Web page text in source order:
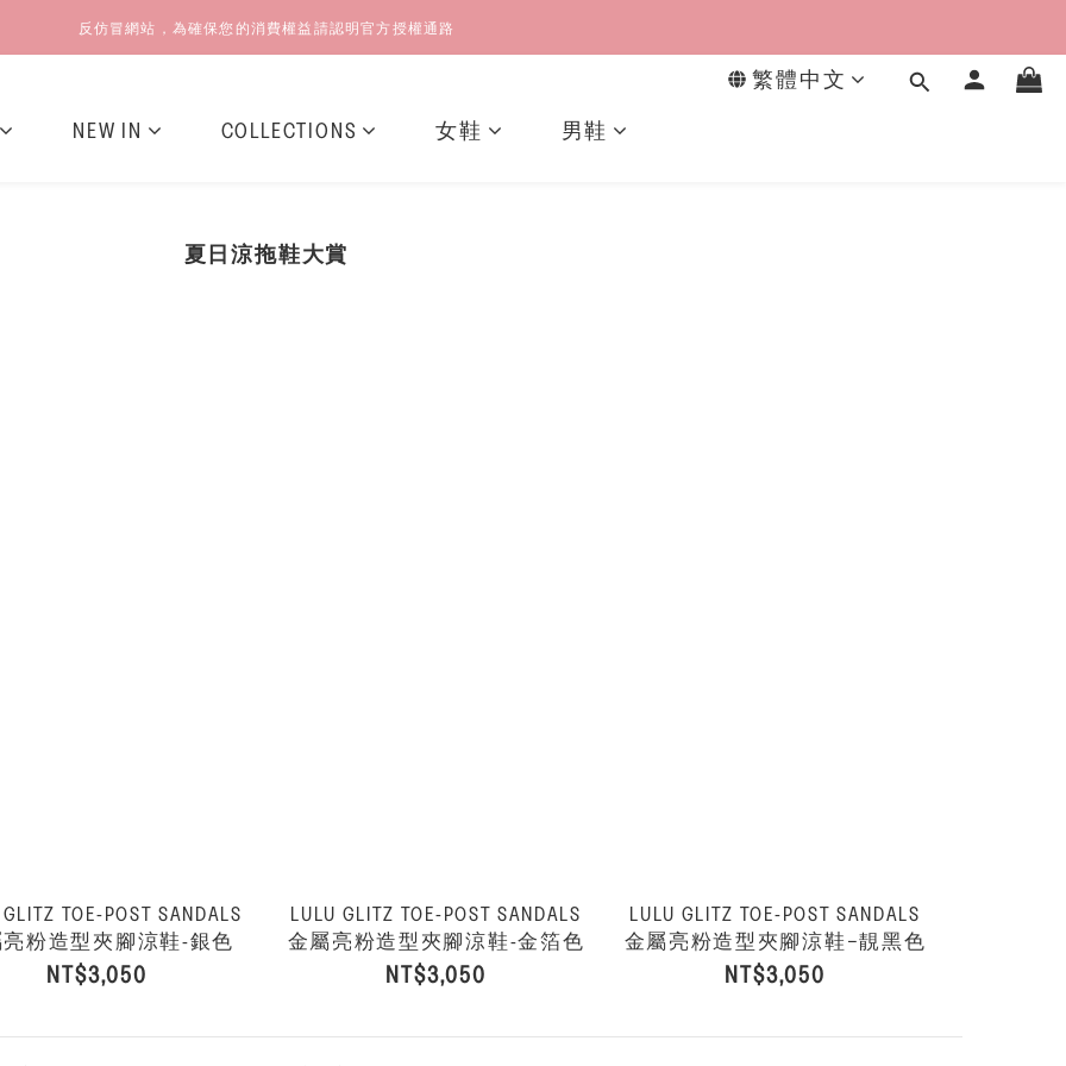
反仿冒網站，為確保您的消費權益請認明官方授權通路
繁體中文
NEW IN
COLLECTIONS 女鞋 男鞋
夏日涼拖鞋大賞
TOE-POST SANDALS
粉造型夾腳涼鞋-銀色
NT$3,050
LULU GLITZ TOE-POST SANDALS
金屬亮粉造型夾腳涼鞋-金箔色
NT$3,050
LULU GLITZ TOE-POST SANDALS
金屬亮粉造型夾腳涼鞋−靚黑色
NT$3,050